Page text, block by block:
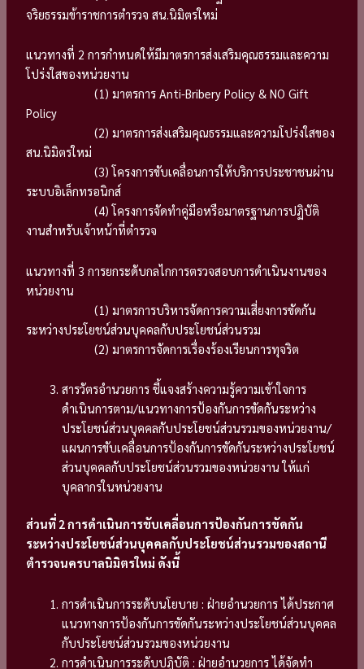
จริยธรรมข้าราชการตำรวจ สน.นิมิตรใหม่
แนวทางที่ 2 การกำหนดให้มีมาตรการส่งเสริมคุณธรรมและความ
โปร่งใสของหน่วยงาน
(1) มาตรการ Anti-Bribery Policy & NO Gift
Policy
(2) มาตรการส่งเสริมคุณธรรมและความโปร่งใสของ
สน.นิมิตรใหม่
(3) โครงการขับเคลื่อนการให้บริการประชาชนผ่าน
ระบบอิเล็กทรอนิกส์
(4) โครงการจัดทำคู่มือหรือมาตรฐานการปฏิบัติ
งานสำหรับเจ้าหน้าที่ตำรวจ
แนวทางที่ 3 การยกระดับกลไกการตรวจสอบการดำเนินงานของ
หน่วยงาน
(1) มาตรการบริหารจัดการความเสี่ยงการขัดกัน
ระหว่างประโยชน์ส่วนบุคคลกับประโยชน์ส่วนรวม
(2) มาตรการจัดการเรื่องร้องเรียนการทุจริต
สารวัตรอำนวยการ ชี้แจงสร้างความรู้ความเข้าใจการ
ดำเนินการตาม/แนวทางการป้องกันการขัดกันระหว่าง
ประโยชน์ส่วนบุคคลกับประโยชน์ส่วนรวมของหน่วยงาน/
แผนการขับเคลื่อนการป้องกันการขัดกันระหว่างประโยชน์
ส่วนบุคคลกับประโยชน์ส่วนรวมของหน่วยงาน ให้แก่
บุคลากรในหน่วยงาน
ส่วนที่ 2 การดำเนินการขับเคลื่อนการป้องกันการขัดกัน
ระหว่างประโยชน์ส่วนบุคคลกับประโยชน์ส่วนรวมของสถานี
ตำรวจนครบาลนิมิตรใหม่ ดังนี้
การดำเนินการระดับนโยบาย : ฝ่ายอำนวยการ ได้ประกาศ
แนวทางการป้องกันการขัดกันระหว่างประโยชน์ส่วนบุคคล
กับประโยชน์ส่วนรวมของหน่วยงาน
การดำเนินการระดับปฏิบัติ : ฝ่ายอำนวยการ ได้จัดทำ